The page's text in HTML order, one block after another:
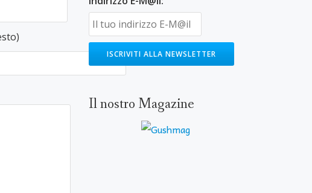
Il nostro Magazine